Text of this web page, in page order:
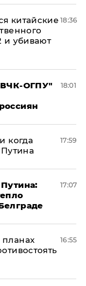
китайские
и убивают
18:36
ОГПУ"
18:01
когда
17:59
17:07
16:55